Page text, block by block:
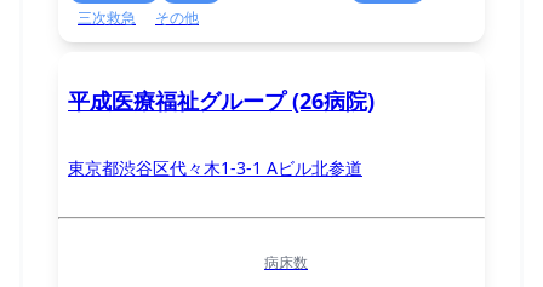
三次救急
その他
平成医療福祉グループ (26病院)
東京都渋谷区代々木1-3-1 Aビル北参道
病床数